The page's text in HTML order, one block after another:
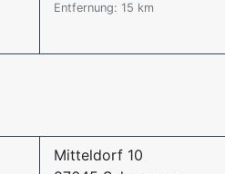
Entfernung: 15 km
Mitteldorf 10